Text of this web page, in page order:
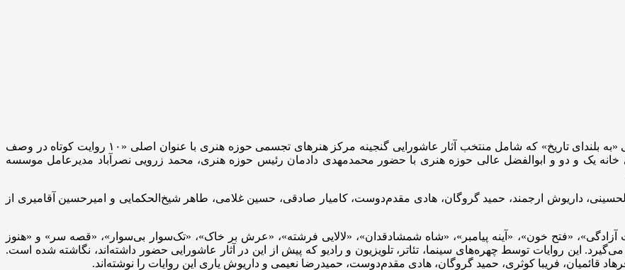
به گزارش خبرنگار مهر، نمایشگاه گروهی نقاشی و نگارگری عاشورایی «به بلندای تاریخ» که شامل منتخب آثار عاشورایی گنجینه مرکز هنرهای تجسمی حوزه هنری با عنوان اصلی «۱۰ روایت کوتاه در وصف
به بلندای تاریخ» است، عصر سه‌شنبه ۱۴ مرداد در ۳ گالری خانه یک و دو و ابوالفضل عالی حوزه هنری با حضور محمدمهدی دادمان رئیس حوزه هنری، محمد زرویی نصرآباد مدیرعامل موسسه
داریوش ارجمند، حمید گروگان، هادی مقدم‌دوست، کامیار صادقی، حسین غلامی، طاهر شیخ‌الحکمایی و امیرحسین آقامیری از
روایت «سرآغاز حماسه»، «دشت آزادگی»، «فتح خون»، «آینه پیامبر»، «شاه شمشادقدان»، «لالایی فرشته»، «عرش بر خاک»، «تک‌سوار بی‌سوار»، «قصه سر» و «هنوز
این روایات توسط چهره‌های سینما، تئاتر، تلویزیون و رادیو که پیش از این در آثار عاشورایی حضور داشته‌اند، نگاشته شده است.
قائمیان، فریبا کوثری، حمید گروگان، هادی مقدم‌دوست، حمیدرضا نعیمی و داریوش یاری این روایات را نوشته‌اند.